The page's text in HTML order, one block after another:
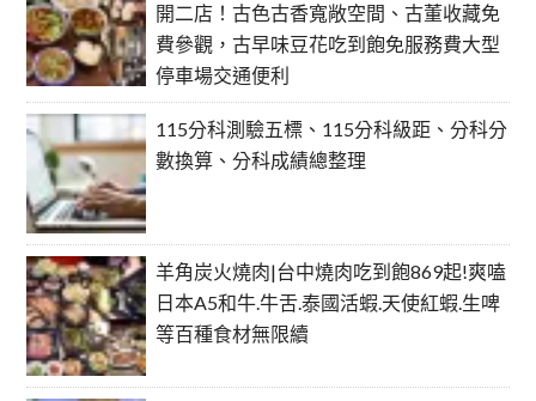
開二店！古色古香寬敞空間、古董收藏免
費參觀，古早味豆花吃到飽免服務費大型
停車場交通便利
115分科測驗五標、115分科級距、分科分
數換算、分科成績總整理
羊角炭火燒肉|台中燒肉吃到飽869起!爽嗑
日本A5和牛.牛舌.泰國活蝦.天使紅蝦.生啤
等百種食材無限續